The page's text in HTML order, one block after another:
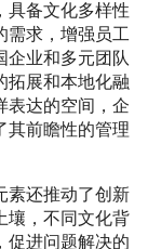
具备文化多样性
需求，增强员工
企业和多元团队
拓展和本地化融
表达的空间，企
其前瞻性的管理
素还推动了创新
壤，不同文化背
促进问题解决的